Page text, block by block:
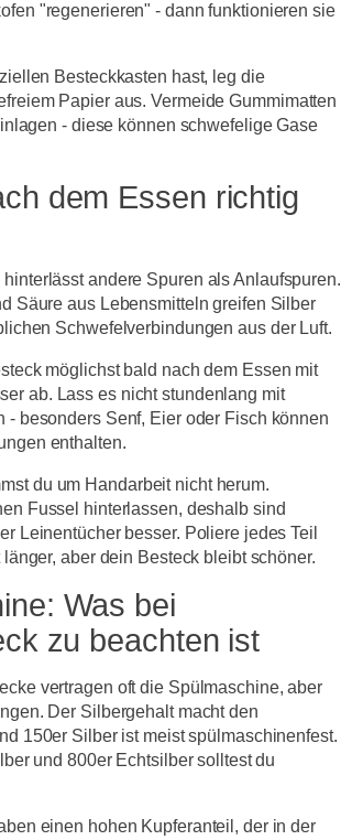
"regenerieren" - dann funktionieren sie
Besteckkasten hast, leg die
Papier aus. Vermeide Gummimatten
- diese können schwefelige Gase
dem Essen richtig
andere Spuren als Anlaufspuren.
Säure aus Lebensmitteln greifen Silber
Schwefelverbindungen aus der Luft.
möglichst bald nach dem Essen mit
ab. Lass es nicht stundenlang mit
- besonders Senf, Eier oder Fisch können
enthalten.
du um Handarbeit nicht herum.
Fussel hinterlassen, deshalb sind
Leinentücher besser. Poliere jedes Teil
aber dein Besteck bleibt schöner.
Was bei
zu beachten ist
vertragen oft die Spülmaschine, aber
Der Silbergehalt macht den
150er Silber ist meist spülmaschinenfest.
und 800er Echtsilber solltest du
einen hohen Kupferanteil, der in der